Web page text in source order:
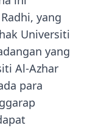
yang
Universiti
yang
Al-Azhar
para